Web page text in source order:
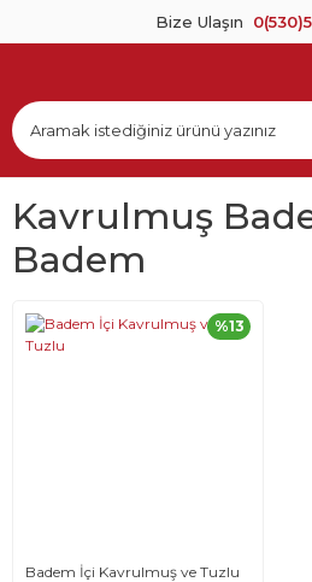
Bize Ulaşın
Kavrulmuş
Badem
Badem İçi Kavrulmuş ve Tuzlu
%13